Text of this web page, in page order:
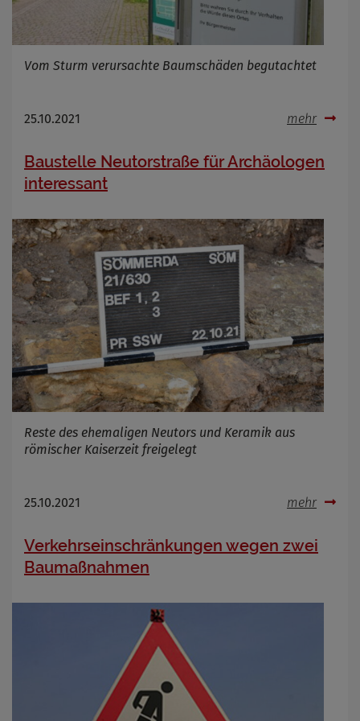
Vom Sturm verursachte Baumschäden begutachtet
25.10.2021 mehr
Baustelle Neutorstraße für Archäologen
interessant
Reste des ehemaligen Neutors und Keramik aus
römischer Kaiserzeit freigelegt
25.10.2021 mehr
Verkehrseinschränkungen wegen zwei
Baumaßnahmen
OpenWeatherAPI gesetzt werden
Cookie Name